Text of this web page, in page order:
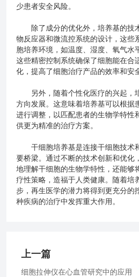
少患者安全风险。
除了成分的优化外，培养基的技
物反应器和微流控系统的设计，这些
胞培养环境，如温度、湿度、氧气水
这些精密控制系统确保了细胞能在合
化，提高了细胞治疗产品的效率和安
另外，随着个性化医疗的兴起，
方向发展。这意味着培养基可以根据
进行调整，以匹配患者的生物学特性
供更为精准的治疗方案。
干细胞培养基是连接干细胞技术
要桥梁。通过不断的技术创新和优化
地理解干细胞的生物学特性，还能够
疗性策略，造福于人类健康。随着培
步，再生医学的潜力将得到更充分的
种疾病的治疗中发挥重大作用。
上一篇
细胞拉伸仪在心血管研究中的应用